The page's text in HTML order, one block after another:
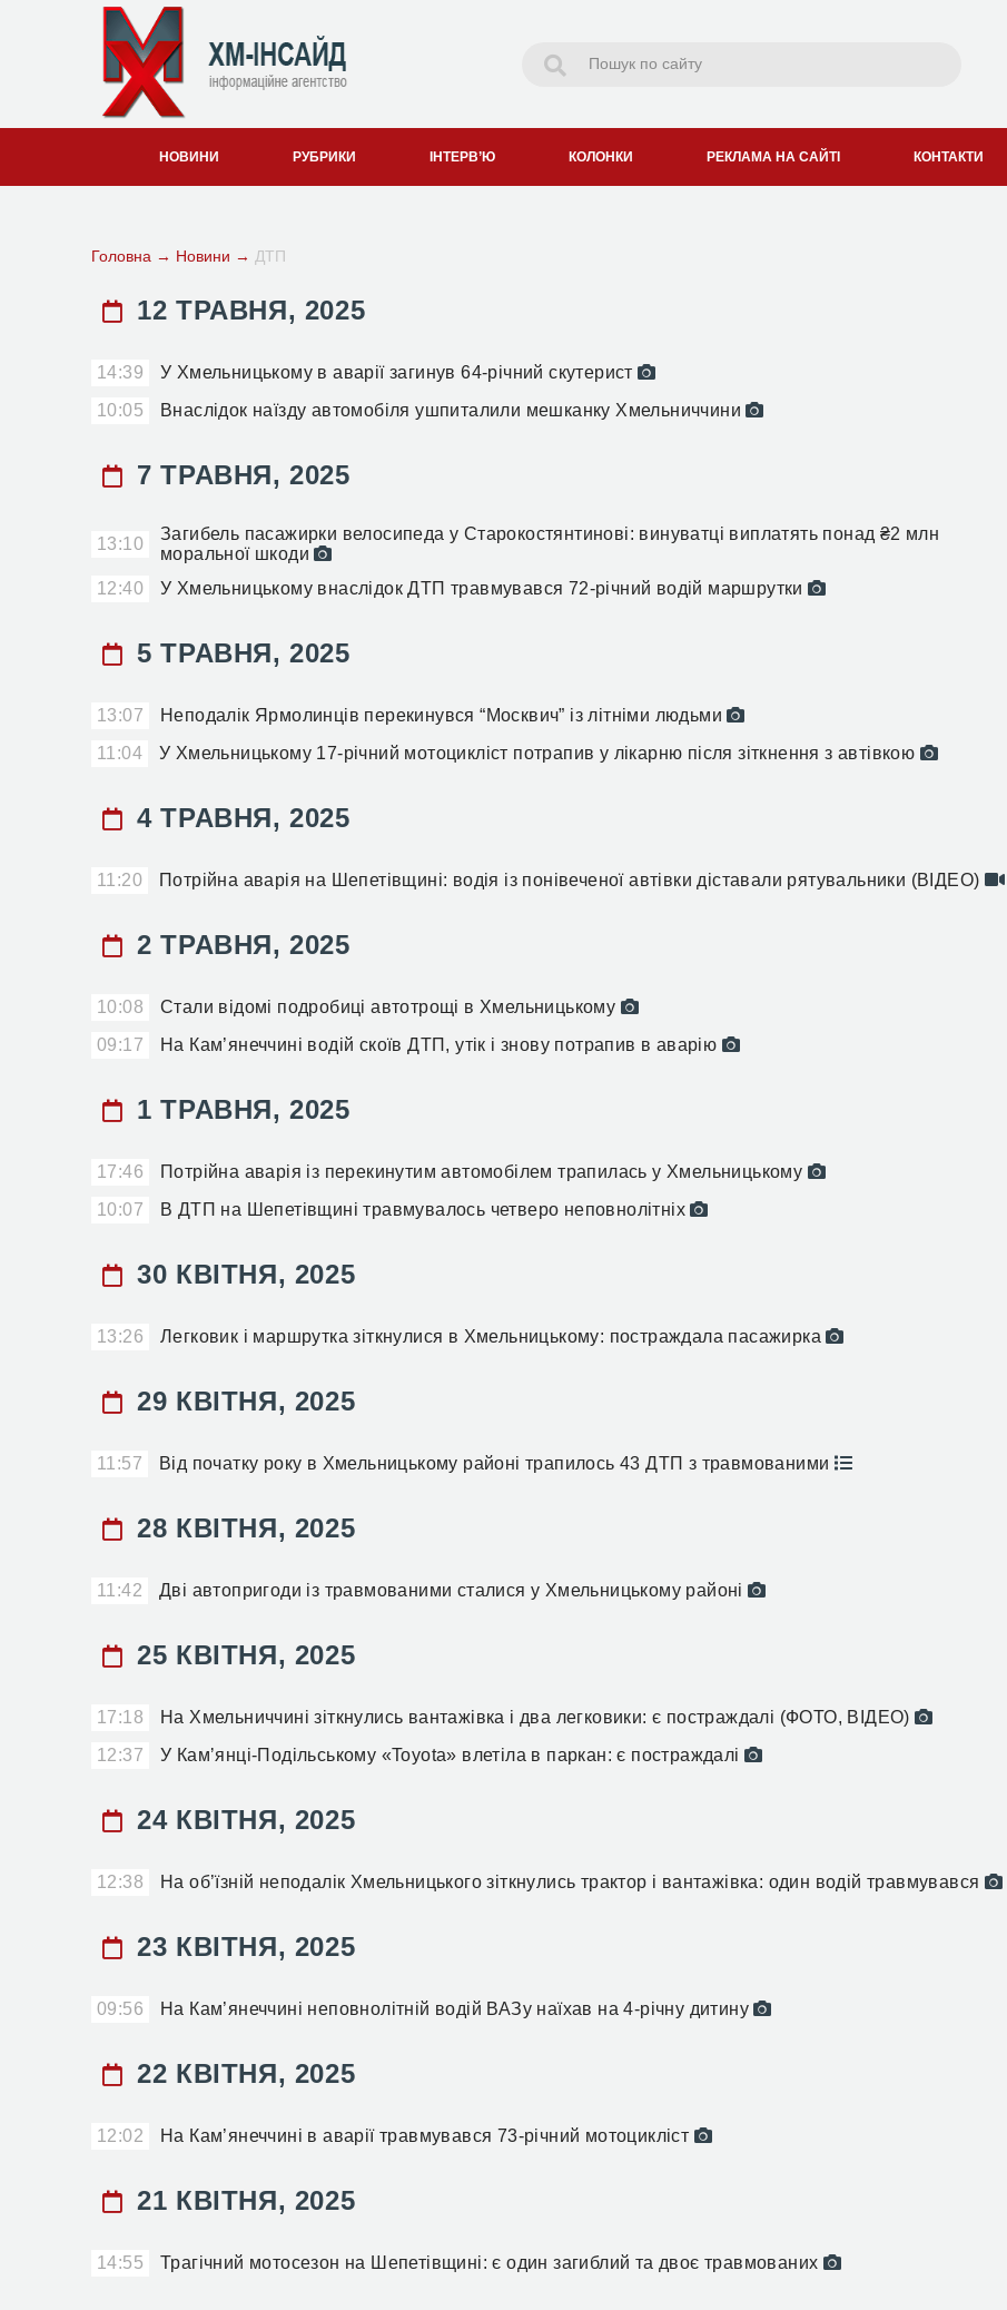
НОВИНИ РУБРИКИ ІНТЕРВ’Ю КОЛОНКИ РЕКЛАМА НА САЙТІ КОНТАКТИ
Головна → Новини → ДТП
12 ТРАВНЯ, 2025
14:39
У Хмельницькому в аварії загинув 64-річний скутерист
10:05
Внаслідок наїзду автомобіля ушпиталили мешканку Хмельниччини
7 ТРАВНЯ, 2025
13:10
Загибель пасажирки велосипеда у Старокостянтинові: винуватці виплатять понад ₴2 млн
моральної шкоди
12:40
У Хмельницькому внаслідок ДТП травмувався 72-річний водій маршрутки
5 ТРАВНЯ, 2025
13:07
Неподалік Ярмолинців перекинувся “Москвич” із літніми людьми
11:04
У Хмельницькому 17-річний мотоцикліст потрапив у лікарню після зіткнення з автівкою
4 ТРАВНЯ, 2025
11:20 Потрійна аварія на Шепетівщині: водія із понівеченої автівки діставали рятувальники (ВІДЕО)
2 ТРАВНЯ, 2025
10:08
Стали відомі подробиці автотрощі в Хмельницькому
09:17
На Кам’янеччині водій скоїв ДТП, утік і знову потрапив в аварію
1 ТРАВНЯ, 2025
17:46
Потрійна аварія із перекинутим автомобілем трапилась у Хмельницькому
10:07
В ДТП на Шепетівщині травмувалось четверо неповнолітніх
30 КВІТНЯ, 2025
13:26 Легковик і маршрутка зіткнулися в Хмельницькому: постраждала пасажирка
29 КВІТНЯ, 2025
11:57 Від початку року в Хмельницькому районі трапилось 43 ДТП з травмованими
28 КВІТНЯ, 2025
11:42 Дві автопригоди із травмованими сталися у Хмельницькому районі
25 КВІТНЯ, 2025
17:18
На Хмельниччині зіткнулись вантажівка і два легковики: є постраждалі (ФОТО, ВІДЕО)
12:37
У Камʼянці-Подільському «Toyota» влетіла в паркан: є постраждалі
24 КВІТНЯ, 2025
12:38 На об’їзній неподалік Хмельницького зіткнулись трактор і вантажівка: один водій травмувався
23 КВІТНЯ, 2025
09:56 На Кам’янеччині неповнолітній водій ВАЗу наїхав на 4-річну дитину
22 КВІТНЯ, 2025
12:02 На Кам’янеччині в аварії травмувався 73-річний мотоцикліст
21 КВІТНЯ, 2025
14:55 Трагічний мотосезон на Шепетівщині: є один загиблий та двоє травмованих